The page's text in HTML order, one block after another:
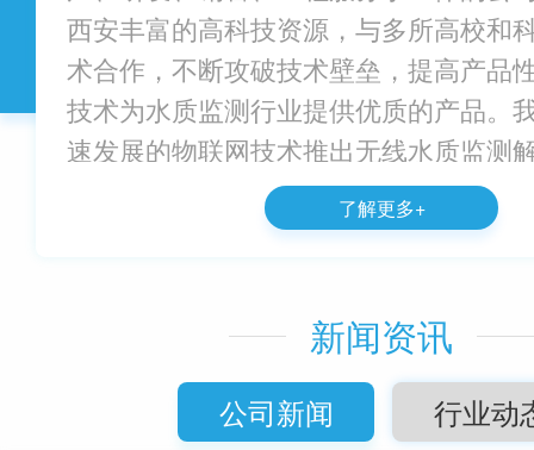
西安丰富的高科技资源，与多所高校和
术合作，不断攻破技术壁垒，提高产品
技术为水质监测行业提供优质的产品。
速发展的物联网技术推出无线水质监测
无线传输将智...
了解更多+
新闻资讯
公司新闻
行业动